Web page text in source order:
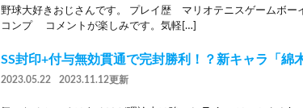
野球大好きおじさんです。 プレイ歴 マリオテニスゲームボ
コンプ コメントが楽しみです。気軽[…]
SS封印+付与無効貫通で完封勝利！？新キャラ「綿
2023.05.22 2023.11.12更新